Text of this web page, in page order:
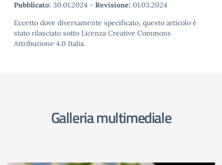
Pubblicato: 30.01.2024 - Revisione: 01.03.2024
Eccetto dove diversamente specificato, questo articolo è
stato rilasciato sotto Licenza Creative Commons
Attribuzione 4.0 Italia.
Galleria multimediale